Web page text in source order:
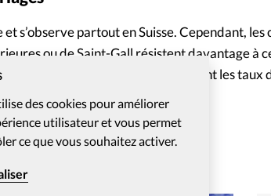
des cookies pour améliorer
utilisateur et vous permet
ce que vous souhaitez activer.
s’observe partout en Suisse. Cependant, les
ou de Saint-Gall résistent davantage à
Neuchâtel et le Jura affichaient les taux